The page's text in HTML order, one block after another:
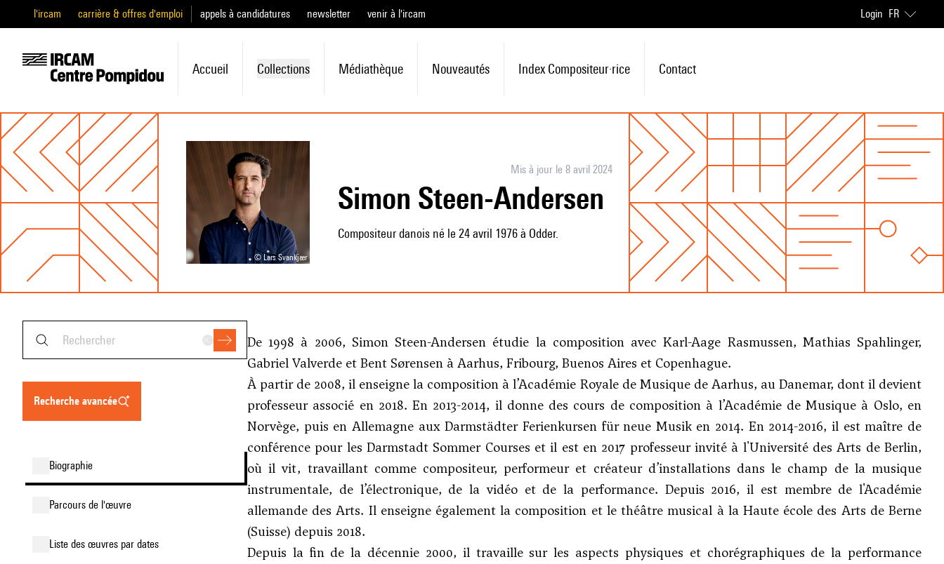
l'ircam carrière & offres d'emploi appels à candidatures newsletter venir à l'ircam Login FR
Accueil Collections Médiathèque Nouveautés Index Compositeur·rice Contact
© Lars Svankjær
Mis à jour le 8 avril 2024
Simon Steen-Andersen
Compositeur danois né le 24 avril 1976 à Odder.
recherche avancée
biographie
parcours de l'œuvre
liste des œuvres par dates
De 1998 à 2006, Simon Steen-Andersen étudie la composition avecKarl-Aage Rasmussen, Mathias Spahlinger,
Gabriel Valverde et Bent Sørensen à Aarhus, Fribourg, Buenos Aires et Copenhague.
À partir de 2008, il enseigne la composition à l’Académie Royale de Musique de Aarhus, au Danemar, dont il devient
professeur associé en 2018. En 2013-2014, il donne des cours de composition à l’Académie de Musique à Oslo, en
Norvège, puis en Allemagne aux Darmstädter Ferienkursen für neue Musik en 2014. En 2014-2016, il est maître de
conférence pour les Darmstadt Sommer Courses et il est en 2017 professeur invité à l'Université des Arts de Berlin,
où il vit, travaillant comme compositeur, performeur et créateur d’installations dans le champ de la musique
instrumentale, de l’électronique, de la vidéo et de la performance. Depuis 2016, il est membre de l'Académie
allemande des Arts. Il enseigne également la composition et le théâtre musical à la Haute école des Arts de Berne
(Suisse) depuis 2018.
Depuis la fin de la décennie 2000, il travaille sur les aspects physiques et chorégraphiques de la performance